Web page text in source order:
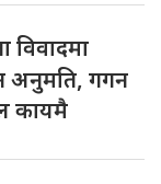
विवादमा
अनुमति, गगन
कायमै